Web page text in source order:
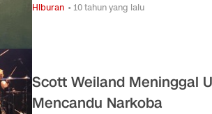
Hiburan • 10 tahun yang lalu
Scott Weiland Meninggal
Mencandu Narkoba